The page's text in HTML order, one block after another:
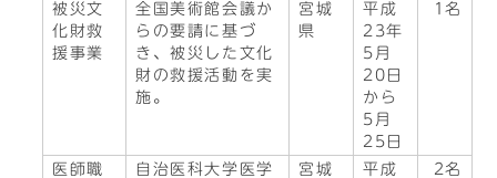
被災文
化財救
援事業
全国美術館会議か
らの要請に基づ
き、被災した文化
財の救援活動を実
施。
宮城
県
平成
23年
5月
20日
から
5月
25日
1名
医師職
自治医科大学医学
宮城
平成
2名